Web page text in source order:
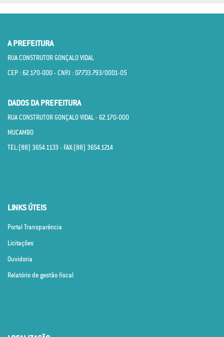
A PREFEITURA
RUA CONSTRUTOR GONÇALO VIDAL
CEP : 62.170­-000 - CNPJ : 07.733.793/0001­-05
DADOS DA PREFEITURA
RUA CONSTRUTOR GONÇALO VIDAL - 62.170­-000
MUCAMBO
TEL:(88) 3654.1133 - FAX:(88) 3654.1214
LINKS ÚTEIS
Portal Transparência
Licitações
Ouvidoria
Relatório de gestão fiscal